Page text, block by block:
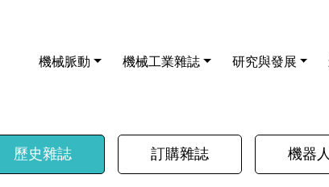
機械脈動 機械工業雜誌 研究與發展
歷史雜誌 訂購雜誌 機器